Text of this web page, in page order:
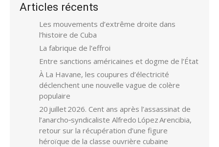
Articles récents
Les mouvements d’extrême droite dans
l’histoire de Cuba
La fabrique de l’effroi
Entre sanctions américaines et dogme de l’État
À La Havane, les coupures d’électricité
déclenchent une nouvelle vague de colère
populaire
20 juillet 2026. Cent ans après l’assassinat de
l’anarcho‑syndicaliste Alfredo López Arencibia,
retour sur la récupération d’une figure
héroïque de la classe ouvrière cubaine